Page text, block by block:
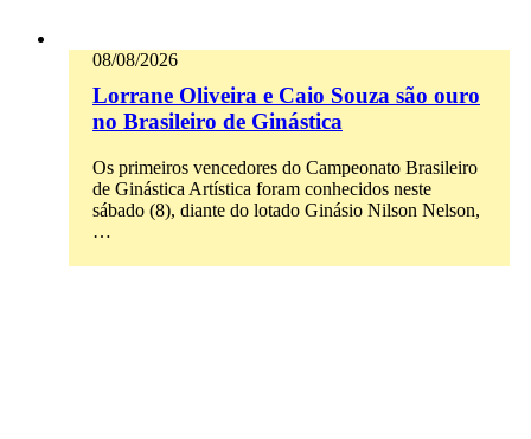
08/08/2026
Lorrane Oliveira e Caio Souza são ouro
no Brasileiro de Ginástica
Os primeiros vencedores do Campeonato Brasileiro
de Ginástica Artística foram conhecidos neste
sábado (8), diante do lotado Ginásio Nilson Nelson,
…